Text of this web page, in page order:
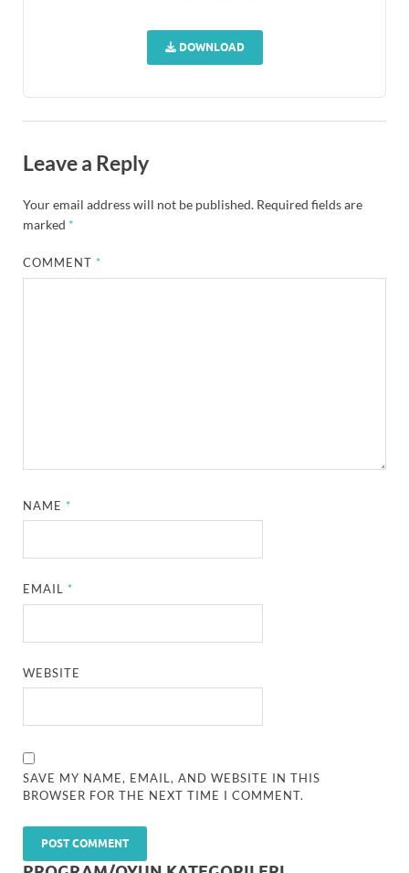
DOWNLOAD
Leave a Reply
Your email address will not be published. Required fields are
marked *
COMMENT*
NAME*
EMAIL*
WEBSITE
SAVE MY NAME, EMAIL, AND WEBSITE IN THIS
BROWSER FOR THE NEXT TIME I COMMENT.